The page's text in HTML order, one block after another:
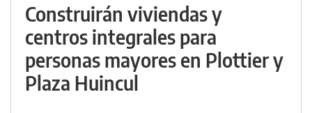
Construirán viviendas y
centros integrales para
personas mayores en Plottier y
Plaza Huincul